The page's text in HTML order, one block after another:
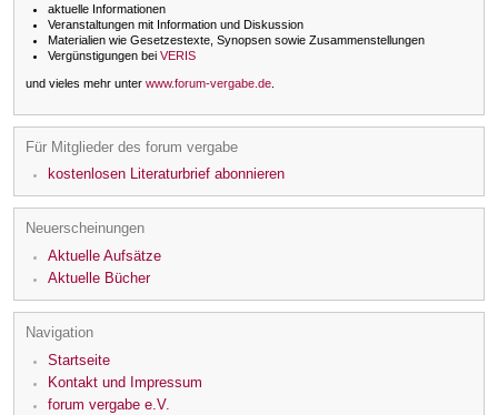
aktuelle Informationen
Veranstaltungen mit Information und Diskussion
Materialien wie Gesetzestexte, Synopsen sowie Zusammenstellungen
Vergünstigungen bei VERIS
und vieles mehr unter www.forum-vergabe.de
Für Mitglieder des forum vergabe
kostenlosen Literaturbrief abonnieren
Neuerscheinungen
Aktuelle Aufsätze
Aktuelle Bücher
Navigation
Startseite
Kontakt und Impressum
forum vergabe e.V.